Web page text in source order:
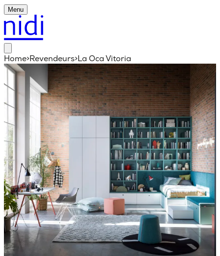
Menu
Home>Revendeurs>La Oca Vitoria